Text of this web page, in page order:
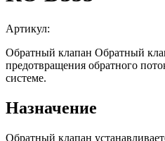
Артикул:
Обратный клапан Обратный
предотвращения обратного
системе.
Назначение
Обратный клапан